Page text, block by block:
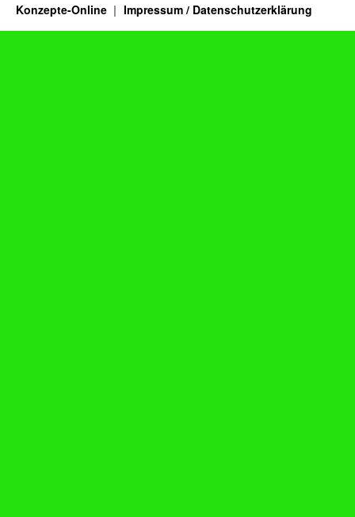
Konzepte-Online Impressum / Datenschutzerklärung